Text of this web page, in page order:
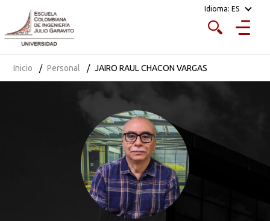
Idioma: ES
Inicio Personal JAIRO RAUL CHACON VARGAS